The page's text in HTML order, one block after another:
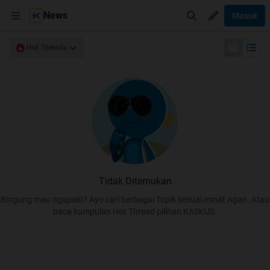
News Masuk
Tidak Ditemukan
Bingung mau ngapain? Ayo cari berbagai Topik sesuai minat Agan. Atau
baca kumpulan Hot Thread pilihan KASKUS.